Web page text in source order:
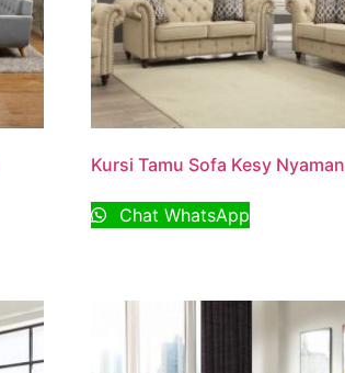
Kursi Tamu Sofa Kesy Nyaman
Chat WhatsApp